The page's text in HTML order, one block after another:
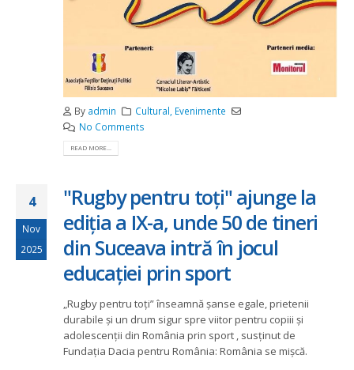
By admin Cultural Evenimente
No Comments
READ MORE...
4
Nov
2025
"Rugby pentru toți" ajunge la
ediția a IX-a, unde 50 de tineri
din Suceava intră în jocul
educației prin sport
„Rugby pentru toți” înseamnă șanse egale, prietenii
durabile și un drum sigur spre viitor pentru copiii și
adolescenții din România prin sport , susținut de
Fundația Dacia pentru România: România se mișcă.